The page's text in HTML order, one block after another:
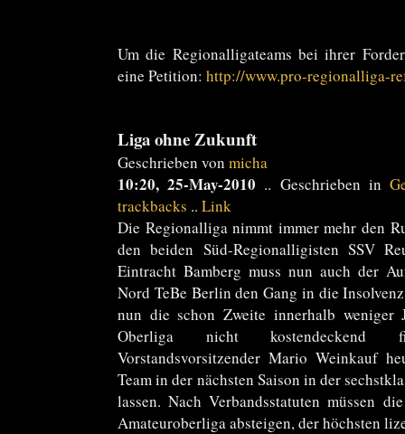
Um die Regionalligateams bei ihrer
eine Petition: http://www.pro-regionalliga-
Liga ohne Zukunft
Geschrieben von micha
10:20, 25-May-2010 .. Geschrieben in
trackbacks .. Link
Die Regionalliga nimmt immer mehr den
den beiden Süd-Regionalligisten SSV
Eintracht Bamberg muss nun auch der
Nord TeBe Berlin den Gang in die
nun die schon Zweite innerhalb weniger
Oberliga nicht kostendeckend
Vorstandsvorsitzender Mario Weinkauf
Team in der nächsten Saison in der
lassen. Nach Verbandsstatuten müssen
Amateuroberliga absteigen, der höchsten